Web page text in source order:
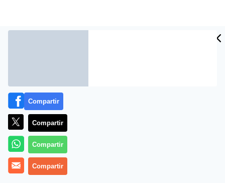
Un perfil de Instagram creado por las afectadas es lo
que ha hecho saltar la alarma.
Compartir
Compartir
Compartir
Compartir